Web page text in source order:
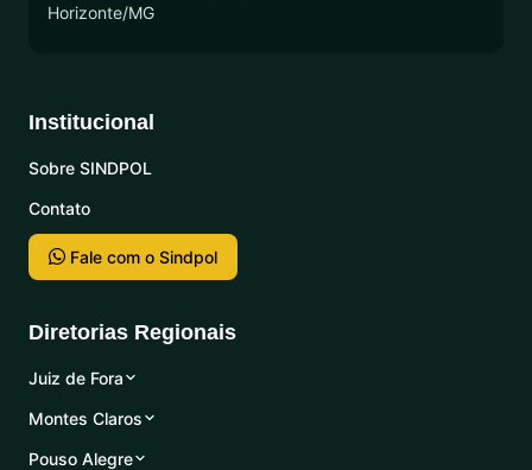
Horizonte/MG
Institucional
Sobre SINDPOL
Contato
Fale com o Sindpol
Diretorias Regionais
Juiz de Fora
Montes Claros
Pouso Alegre